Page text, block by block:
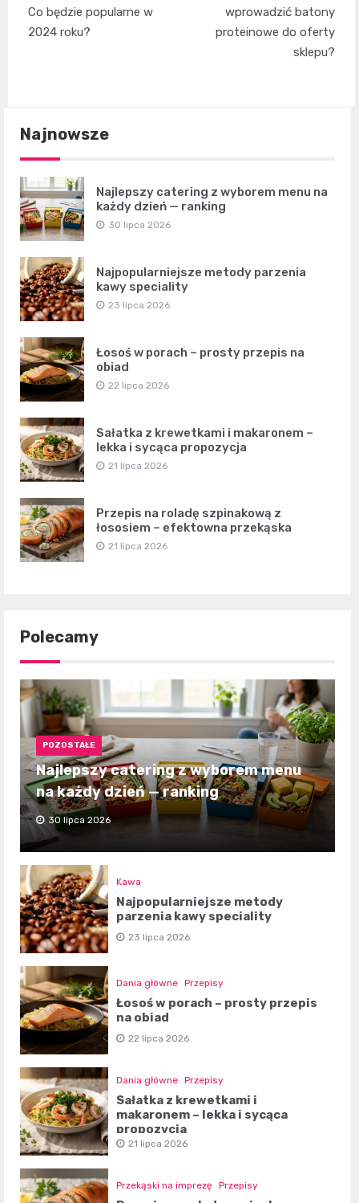
wpisu
Co będzie popularne w
2024 roku?
wprowadzić batony
proteinowe do oferty
sklepu?
Najnowsze
Najlepszy catering z wyborem menu na
każdy dzień — ranking
30 lipca 2026
Najpopularniejsze metody parzenia
kawy speciality
23 lipca 2026
Łosoś w porach – prosty przepis na
obiad
22 lipca 2026
Sałatka z krewetkami i makaronem –
lekka i sycąca propozycja
21 lipca 2026
Przepis na roladę szpinakową z
łososiem – efektowna przekąska
21 lipca 2026
Polecamy
POZOSTAŁE
Najlepszy catering z wyborem menu
na każdy dzień — ranking
30 lipca 2026
Kawa
Najpopularniejsze metody
parzenia kawy speciality
23 lipca 2026
Dania główne Przepisy
Łosoś w porach – prosty przepis
na obiad
22 lipca 2026
Dania główne Przepisy
Sałatka z krewetkami i
makaronem – lekka i sycąca
propozycja
21 lipca 2026
Przekąski na imprezę Przepisy